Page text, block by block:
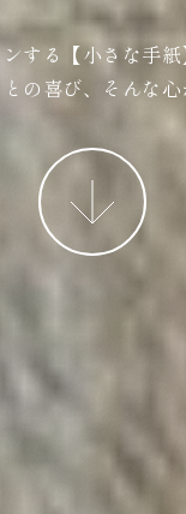
する【小さな手
の喜び、そんな